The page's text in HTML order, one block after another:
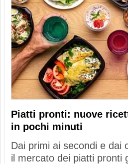
Piatti pronti: nuove
in pochi minuti
Dai primi ai secondi e dai
il mercato dei piatti pronti